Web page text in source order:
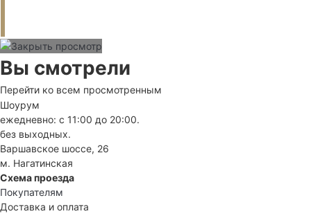
Вы смотрели
Перейти ко всем просмотренным
Шоурум
ежедневно: с 11:00 до 20:00.
без выходных.
Варшавское шоссе, 26
м. Нагатинская
Схема проезда
Покупателям
Доставка и оплата